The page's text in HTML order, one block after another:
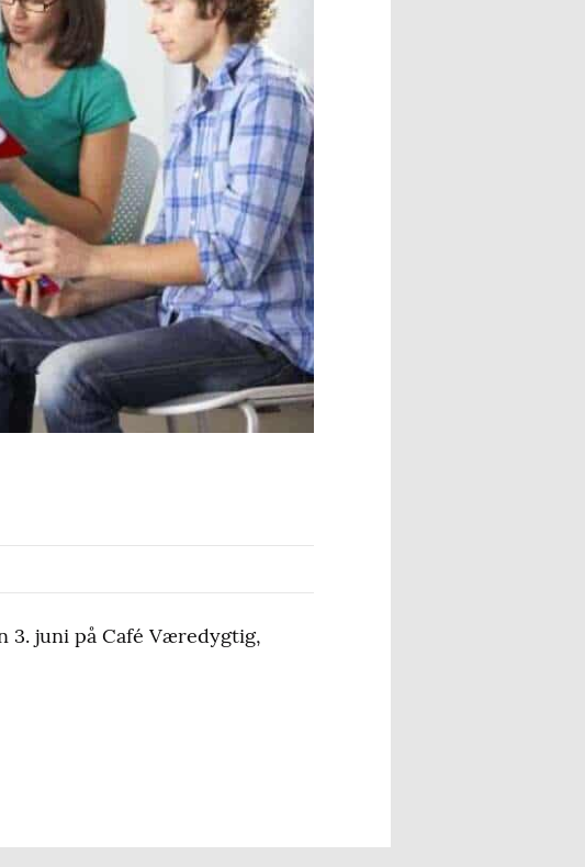
3. juni på Café Væredygtig,